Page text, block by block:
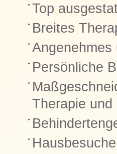
Top
Breites
Persönliche
Therapie
Hausbesuche